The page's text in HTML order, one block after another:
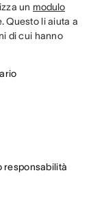
un modulo
Questo li aiuta a
di cui hanno
responsabilità